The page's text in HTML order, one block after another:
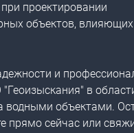
проектировании
объектов,
и
в
водными объектами.
прямо сейчас или